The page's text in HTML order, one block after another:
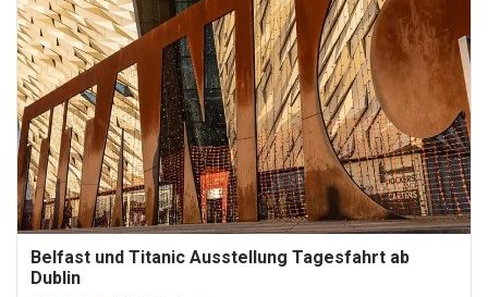
Belfast und Titanic Ausstellung Tagesfahrt ab
Dublin